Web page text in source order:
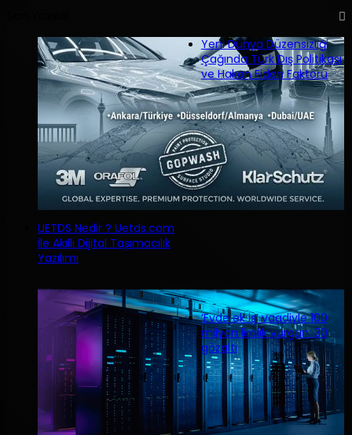
UETDS Nedir ? Uetds.com
İle Akıllı Dijital Taşımacılık
Yazılımı
Yeni Dünya Düzensizliği
Çağında Türk Dış Politikası
ve Hakan Fidan Faktörü
‘Evde ek iş’ vaadiyle 100
milyon liralık vurgun: 30
gözaltı